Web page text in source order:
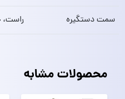
سمت دستگیره
محصولات مشابه